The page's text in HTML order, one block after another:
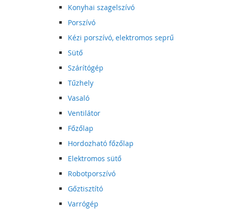
Konyhai szagelszívó
Porszívó
Kézi porszívó, elektromos seprű
Sütő
Szárítógép
Tűzhely
Vasaló
Ventilátor
Főzőlap
Hordozható főzőlap
Elektromos sütő
Robotporszívó
Gőztisztító
Varrógép